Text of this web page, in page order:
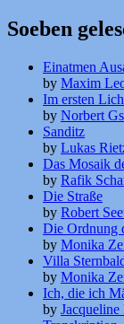
Soeben
Einatmen
by Maxim
Im ersten
by Norbert
Sanditz
by Lukas
Das Mosaik
by Rafik
Die Straße
by Robert
Die Ordnung
by Monika
Villa
by Monika
Ich, die ich
by Jacqueline